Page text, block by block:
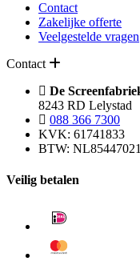
Contact
Zakelijke offerte
Veelgestelde vragen
Contact
De
8243 RD Lelystad
088 366 7300
KVK: 61741833
BTW:
Veilig betalen